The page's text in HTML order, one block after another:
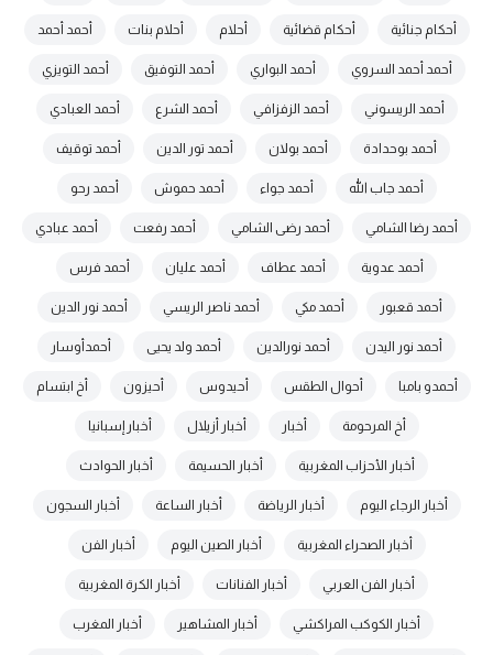
أحكام جنائية أحكام قضائية أحلام أحلام بنات أحمد أحمد
أحمد أحمد السروي أحمد البواري أحمد التوفيق أحمد التويزي
أحمد الريسوني أحمد الزفزافي أحمد الشرع أحمد العبادي
أحمد بوحدادة أحمد بولان أحمد تور الدين أحمد توقيف
أحمد جاب الله أحمد جواء أحمد حموش أحمد رحو
أحمد رضا الشامي أحمد رضى الشامي أحمد رفعت أحمد عبادي
أحمد عدوية أحمد عطاف أحمد عليان أحمد فرس
أحمد قعبور أحمد مكي أحمد ناصر الريسي أحمد نور الدين
أحمد نور اليدن أحمد نورالدين أحمد ولد يحيى أحمدأوسار
أحمدو بامبا أحوال الطقس أحيدوس أحيزون أخ ابتسام
أخ المرحومة أخبار أخبار أزيلال أخبار إسبانيا
أخبار الأحزاب المغربية أخبار الحسيمة أخبار الحوادث
أخبار الرجاء اليوم أخبار الرياضة أخبار الساعة أخبار السجون
أخبار الصحراء المغربية أخبار الصين اليوم أخبار الفن
أخبار الفن العربي أخبار الفنانات أخبار الكرة المغربية
أخبار الكوكب المراكشي أخبار المشاهير أخبار المغرب